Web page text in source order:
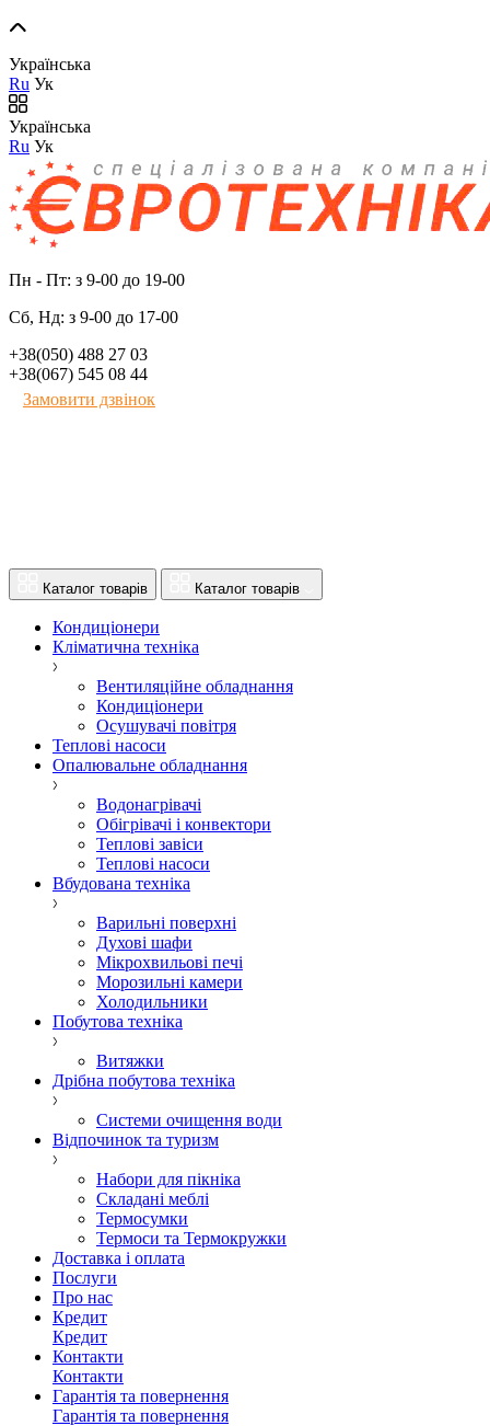
Українська
Ru Ук
Українська
Ru Ук
Пн - Пт: з 9-00 до 19-00
Сб, Нд: з 9-00 до 17-00
+38(050) 488 27 03
+38(067) 545 08 44
Замовити дзвінок
Каталог товарів Каталог товарів
Кондиціонери
Кліматична техніка
Вентиляційне обладнання
Кондиціонери
Осушувачі повітря
Теплові насоси
Опалювальне обладнання
Водонагрівачі
Обігрівачі і конвектори
Теплові завіси
Теплові насоси
Вбудована техніка
Варильні поверхні
Духові шафи
Мікрохвильові печі
Морозильні камери
Холодильники
Побутова техніка
Витяжки
Дрібна побутова техніка
Системи очищення води
Відпочинок та туризм
Набори для пікніка
Складані меблі
Термосумки
Термоси та Термокружки
Доставка і оплата
Послуги
Про нас
Кредит
Кредит
Контакти
Контакти
Гарантія та повернення
Гарантія та повернення